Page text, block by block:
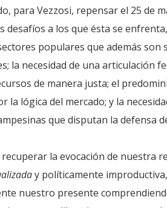
para Vezzosi, repensar el 25 de
desafíos a los que ésta se
populares que además
la necesidad de una articulación
de manera justa; el
la lógica del mercado; y la
que disputan la defensa
recuperar la evocación de nuestra
y políticamente
nuestro presente